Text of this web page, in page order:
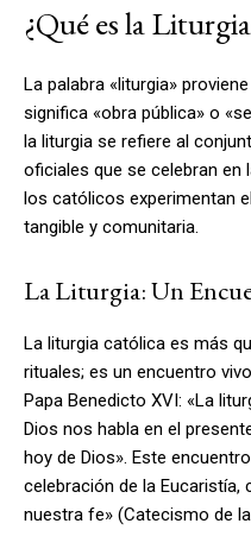
¿Qué es la
La palabra «liturgia»
significa «obra pública» o
la liturgia se refiere al
oficiales que se celebran en
los católicos experimentan
tangible y comunitaria.
La Liturgia: Un
La liturgia católica es más
rituales; es un encuentro
Papa Benedicto XVI: «La
Dios nos habla en el
hoy de Dios». Este
celebración de la Eucaristía,
nuestra fe» (Catecismo de